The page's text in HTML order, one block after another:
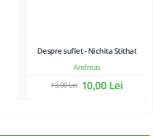
Andreas
Despre suflet - Nichita Stithat
10,00 Lei
13,00 Lei